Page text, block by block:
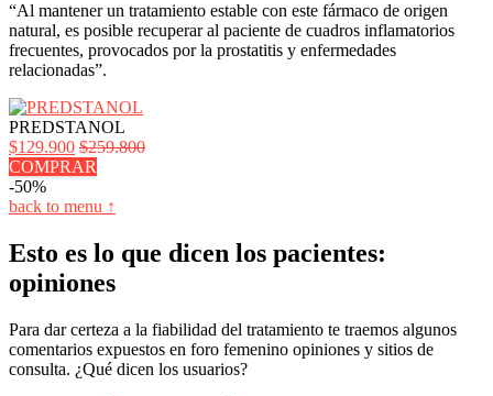
“Al mantener un tratamiento estable con este fármaco de origen
natural, es posible recuperar al paciente de cuadros inflamatorios
frecuentes, provocados por la prostatitis y enfermedades
relacionadas”.
PREDSTANOL
$129.900 $259.800
COMPRAR
-50%
back to menu ↑
Esto es lo que dicen los pacientes:
opiniones
Para dar certeza a la fiabilidad del tratamiento te traemos algunos
comentarios expuestos en foro femenino opiniones y sitios de
consulta. ¿Qué dicen los usuarios?